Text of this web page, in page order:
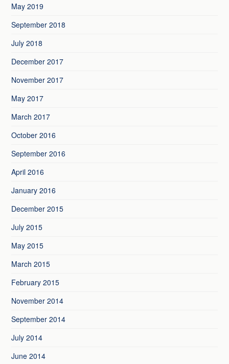
May 2019
September 2018
July 2018
December 2017
November 2017
May 2017
March 2017
October 2016
September 2016
April 2016
January 2016
December 2015
July 2015
May 2015
March 2015
February 2015
November 2014
September 2014
July 2014
June 2014